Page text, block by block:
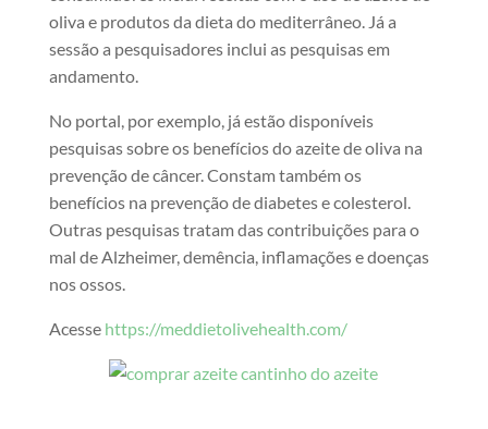
oliva e produtos da dieta do mediterrâneo. Já a
sessão a pesquisadores inclui as pesquisas em
andamento.
No portal, por exemplo, já estão disponíveis
pesquisas sobre os benefícios do azeite de oliva na
prevenção de câncer. Constam também os
benefícios na prevenção de diabetes e colesterol.
Outras pesquisas tratam das contribuições para o
mal de Alzheimer, demência, inflamações e doenças
nos ossos.
Acesse https://meddietolivehealth.com/